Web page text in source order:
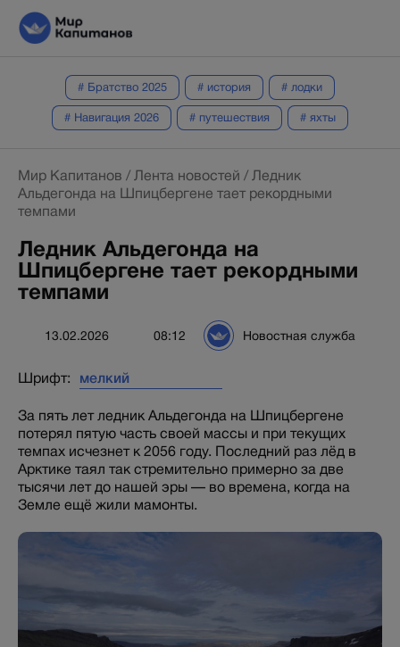
# Братство 2025 # история # лодки
# Навигация 2026 # путешествия # яхты
Мир Капитанов / Лента новостей / Ледник
Альдегонда на Шпицбергене тает рекордными
темпами
Ледник Альдегонда на
Шпицбергене тает рекордными
темпами
13.02.2026 08:12 Новостная служба
Шрифт:
За пять лет ледник Альдегонда на Шпицбергене
потерял пятую часть своей массы и при текущих
темпах исчезнет к 2056 году. Последний раз лёд в
Арктике таял так стремительно примерно за две
тысячи лет до нашей эры — во времена, когда на
Земле ещё жили мамонты.